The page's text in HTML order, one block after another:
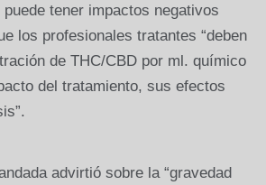
tener impactos negativos
los profesionales tratantes “deben
de THC/CBD por ml. químico
del tratamiento, sus efectos
advirtió sobre la “gravedad